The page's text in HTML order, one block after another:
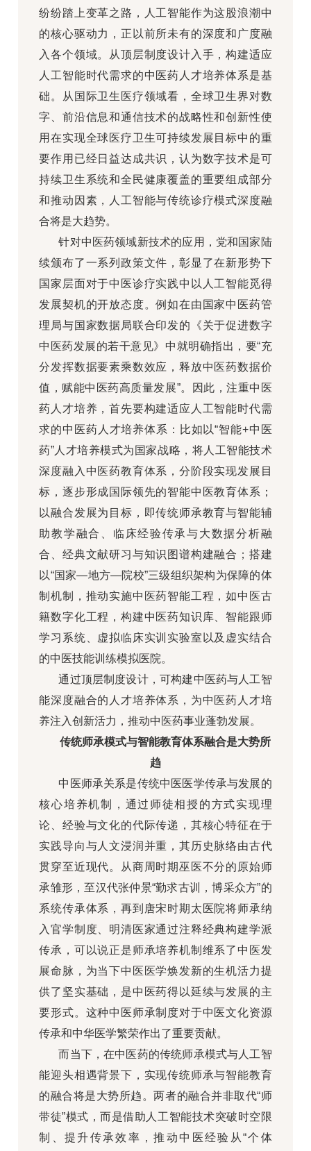
纷纷踏上变革之路，人工智能作为这股浪潮中
的核心驱动力，正以前所未有的深度和广度融
入各个领域。从顶层制度设计入手，构建适应
人工智能时代需求的中医药人才培养体系是基
础。从国际卫生医疗领域看，全球卫生界对数
字、前沿信息和通信技术的战略性和创新性使
用在实现全球医疗卫生可持续发展目标中的重
要作用已经日益达成共识，认为数字技术是可
持续卫生系统和全民健康覆盖的重要组成部分
和推动因素，人工智能与传统诊疗模式深度融
合将是大趋势。
针对中医药领域新技术的应用，党和国家陆
续颁布了一系列政策文件，彰显了在新形势下
国家层面对于中医诊疗实践中以人工智能觅得
发展契机的开放态度。例如在由国家中医药管
理局与国家数据局联合印发的《关于促进数字
中医药发展的若干意见》中就明确指出，要“充
分发挥数据要素乘数效应，释放中医药数据价
值，赋能中医药高质量发展”。因此，注重中医
药人才培养，首先要构建适应人工智能时代需
求的中医药人才培养体系：比如以“智能+中医
药”人才培养模式为国家战略，将人工智能技术
深度融入中医药教育体系，分阶段实现发展目
标，逐步形成国际领先的智能中医教育体系；
以融合发展为目标，即传统师承教育与智能辅
助教学融合、临床经验传承与大数据分析融
合、经典文献研习与知识图谱构建融合；搭建
以“国家—地方—院校”三级组织架构为保障的体
制机制，推动实施中医药智能工程，如中医古
籍数字化工程，构建中医药知识库、智能跟师
学习系统、虚拟临床实训实验室以及虚实结合
的中医技能训练模拟医院。
通过顶层制度设计，可构建中医药与人工智
能深度融合的人才培养体系，为中医药人才培
养注入创新活力，推动中医药事业蓬勃发展。
传统师承模式与智能教育体系融合是大势所
趋
中医师承关系是传统中医医学传承与发展的
核心培养机制，通过师徒相授的方式实现理
论、经验与文化的代际传递，其核心特征在于
实践导向与人文浸润并重，其历史脉络由古代
贯穿至近现代。从商周时期巫医不分的原始师
承雏形，至汉代张仲景“勤求古训，博采众方”的
系统传承体系，再到唐宋时期太医院将师承纳
入官学制度、明清医家通过注释经典构建学派
传承，可以说正是师承培养机制维系了中医发
展命脉，为当下中医医学焕发新的生机活力提
供了坚实基础，是中医药得以延续与发展的主
要形式。这种中医师承制度对于中医文化资源
传承和中华医学繁荣作出了重要贡献。
而当下，在中医药的传统师承模式与人工智
能迎头相遇背景下，实现传统师承与智能教育
的融合将是大势所趋。两者的融合并非取代“师
带徒”模式，而是借助人工智能技术突破时空限
制、提升传承效率，推动中医经验从“个体